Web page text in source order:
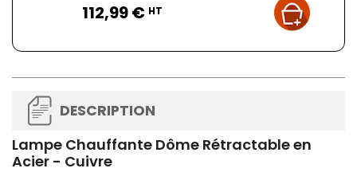
112,99 € HT
DESCRIPTION
Lampe Chauffante Dôme Rétractable en
Acier - Cuivre